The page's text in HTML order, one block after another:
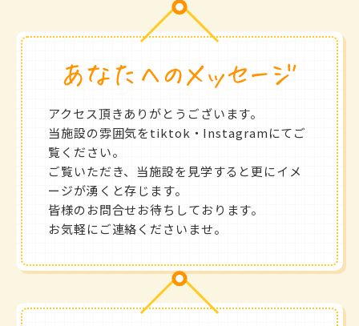
アクセス頂きありがとうございます。
当施設の雰囲気をtiktok・Instagramにてご
覧ください。
ご覧いただき、当施設を見学すると更にイメ
ージが湧くと存じます。
皆様のお問合せお待ちしております。
お気軽にご連絡くださいませ。